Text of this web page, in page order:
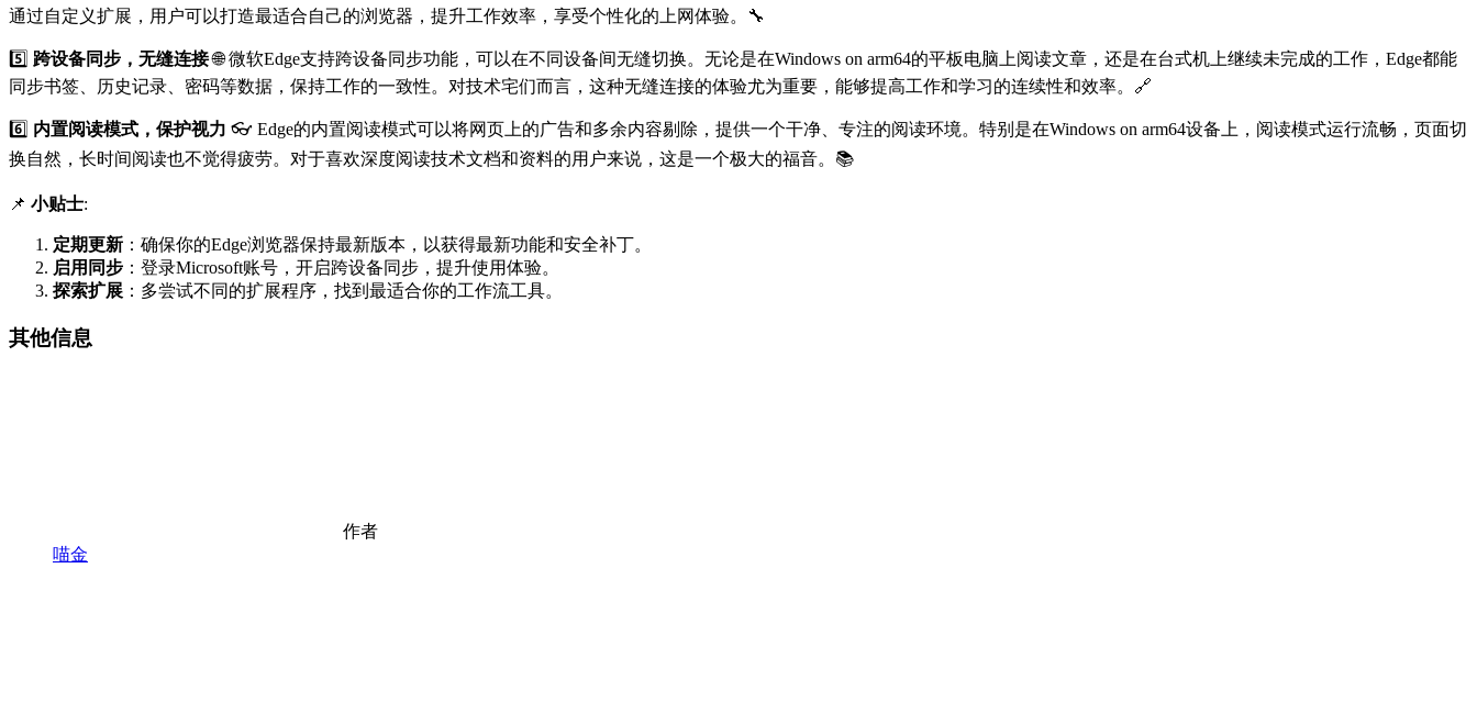
通过自定义扩展，用户可以打造最适合自己的浏览器，提升工作效率，享受个性化的上网体验。🔧
5️⃣ 跨设备同步，无缝连接🌐 微软Edge支持跨设备同步功能，可以在不同设备间无缝切换。无论是在Windows on arm64的平板电脑上阅读文章，还是在台式机上继续未完成的工作，Edge都能
同步书签、历史记录、密码等数据，保持工作的一致性。对技术宅们而言，这种无缝连接的体验尤为重要，能够提高工作和学习的连续性和效率。🔗
6️⃣ 内置阅读模式，保护视力 👓 Edge的内置阅读模式可以将网页上的广告和多余内容剔除，提供一个干净、专注的阅读环境。特别是在Windows on arm64设备上，阅读模式运行流畅，页面切
换自然，长时间阅读也不觉得疲劳。对于喜欢深度阅读技术文档和资料的用户来说，这是一个极大的福音。📚
📌 小贴士:
定期更新 ：确保你的Edge浏览器保持最新版本，以获得最新功能和安全补丁。
启用同步 ：登录Microsoft账号，开启跨设备同步，提升使用体验。
探索扩展 ：多尝试不同的扩展程序，找到最适合你的工作流工具。
其他信息
作者
喵金